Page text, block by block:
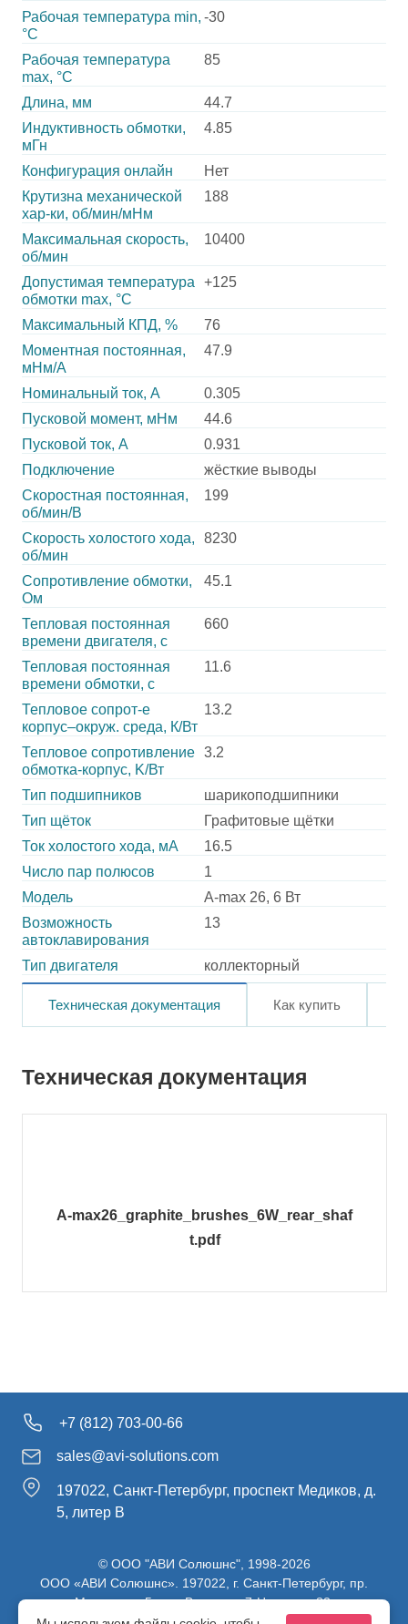
Рабочая температура min,
°С
-30
Рабочая температура
max, °С
85
Длина, мм
44.7
Индуктивность обмотки,
мГн
4.85
Конфигурация онлайн
Нет
Крутизна механической
хар-ки, об/мин/мНм
188
Максимальная скорость,
об/мин
10400
Допустимая температура
обмотки max, °С
+125
Максимальный КПД, %
76
Моментная постоянная,
мНм/А
47.9
Номинальный ток, А
0.305
Пусковой момент, мНм
44.6
Пусковой ток, А
0.931
Подключение
жёсткие выводы
Скоростная постоянная,
об/мин/В
199
Скорость холостого хода,
об/мин
8230
Сопротивление обмотки,
Ом
45.1
Тепловая постоянная
времени двигателя, с
660
Тепловая постоянная
времени обмотки, с
11.6
Тепловое сопрот-е
корпус–окруж. среда, К/Вт
13.2
Тепловое сопротивление
обмотка-корпус, K/Вт
3.2
Тип подшипников
шарикоподшипники
Тип щёток
Графитовые щётки
Ток холостого хода, мА
16.5
Число пар полюсов
1
Модель
A-max 26, 6 Вт
Возможность
автоклавирования
13
Тип двигателя коллекторный
Техническая документация Как купить
Техническая документация
A-max26_graphite_brushes_6W_rear_shaf
t.pdf
+7 (812) 703-00-66
sales@avi-solutions.com
197022, Санкт-Петербург, проспект Медиков, д.
5, литер В
© ООО "АВИ Солюшнс", 1998-2026
ООО «АВИ Солюшнс». 197022, г. Санкт-Петербург, пр.
Медиков, д.5, лит. В, ч. пом. 7-Н, ч. ком. 82.